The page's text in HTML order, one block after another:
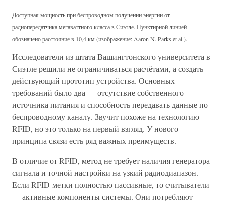
Доступная мощность при беспроводном получении энергии от
радиопередатчика мегаваттного класса в Сиэтле. Пунктирной линией
обозначено расстояние в 10,4 км (изображение: Aaron N. Parks et al.).
Исследователи из штата Вашингтонского университета в
Сиэтле решили не ограничиваться расчётами, а создать
действующий прототип устройства. Основных
требований было два — отсутствие собственного
источника питания и способность передавать данные по
беспроводному каналу. Звучит похоже на технологию
RFID, но это только на первый взгляд. У нового
принципа связи есть ряд важных преимуществ.
В отличие от RFID, метод не требует наличия генератора
сигнала и точной настройки на узкий радиодиапазон.
Если RFID-метки полностью пассивные, то считыватели
— активные компоненты системы. Они потребляют